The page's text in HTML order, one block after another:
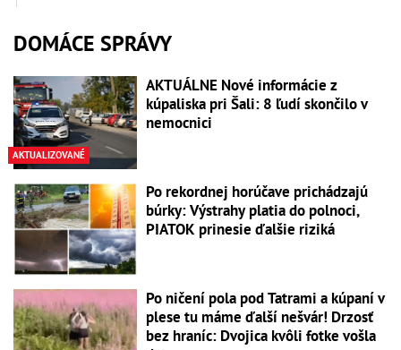
DOMÁCE SPRÁVY
AKTUALIZOVANÉ
AKTUÁLNE Nové informácie z
kúpaliska pri Šali: 8 ľudí skončilo v
nemocnici
Po rekordnej horúčave prichádzajú
búrky: Výstrahy platia do polnoci,
PIATOK prinesie ďalšie riziká
Po ničení pola pod Tatrami a kúpaní v
plese tu máme ďalší nešvár! Drzosť
bez hraníc: Dvojica kvôli fotke vošla